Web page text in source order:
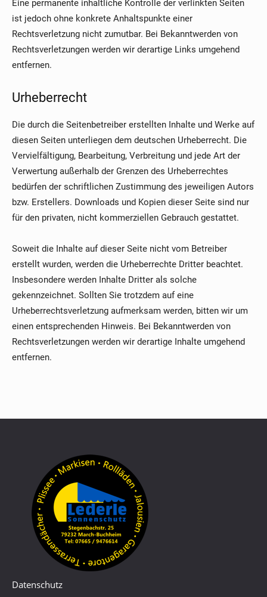
Eine permanente inhaltliche Kontrolle der verlinkten Seiten
ist jedoch ohne konkrete Anhaltspunkte einer
Rechtsverletzung nicht zumutbar. Bei Bekanntwerden von
Rechtsverletzungen werden wir derartige Links umgehend
entfernen.
Urheberrecht
Die durch die Seitenbetreiber erstellten Inhalte und Werke auf
diesen Seiten unterliegen dem deutschen Urheberrecht. Die
Vervielfältigung, Bearbeitung, Verbreitung und jede Art der
Verwertung außerhalb der Grenzen des Urheberrechtes
bedürfen der schriftlichen Zustimmung des jeweiligen Autors
bzw. Erstellers. Downloads und Kopien dieser Seite sind nur
für den privaten, nicht kommerziellen Gebrauch gestattet.
Soweit die Inhalte auf dieser Seite nicht vom Betreiber
erstellt wurden, werden die Urheberrechte Dritter beachtet.
Insbesondere werden Inhalte Dritter als solche
gekennzeichnet. Sollten Sie trotzdem auf eine
Urheberrechtsverletzung aufmerksam werden, bitten wir um
einen entsprechenden Hinweis. Bei Bekanntwerden von
Rechtsverletzungen werden wir derartige Inhalte umgehend
entfernen.
Datenschutz